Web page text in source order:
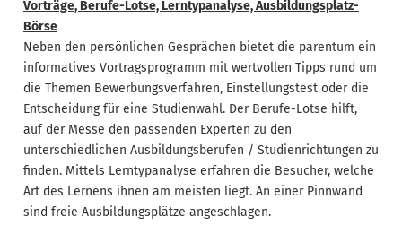
Vorträge, Berufe-Lotse, Lerntypanalyse, Ausbildungsplatz-
Börse
Neben den persönlichen Gesprächen bietet die parentum ein
informatives Vortragsprogramm mit wertvollen Tipps rund um
die Themen Bewerbungsverfahren, Einstellungstest oder die
Entscheidung für eine Studienwahl. Der Berufe-Lotse hilft,
auf der Messe den passenden Experten zu den
unterschiedlichen Ausbildungsberufen / Studienrichtungen zu
finden. Mittels Lerntypanalyse erfahren die Besucher, welche
Art des Lernens ihnen am meisten liegt. An einer Pinnwand
sind freie Ausbildungsplätze angeschlagen.